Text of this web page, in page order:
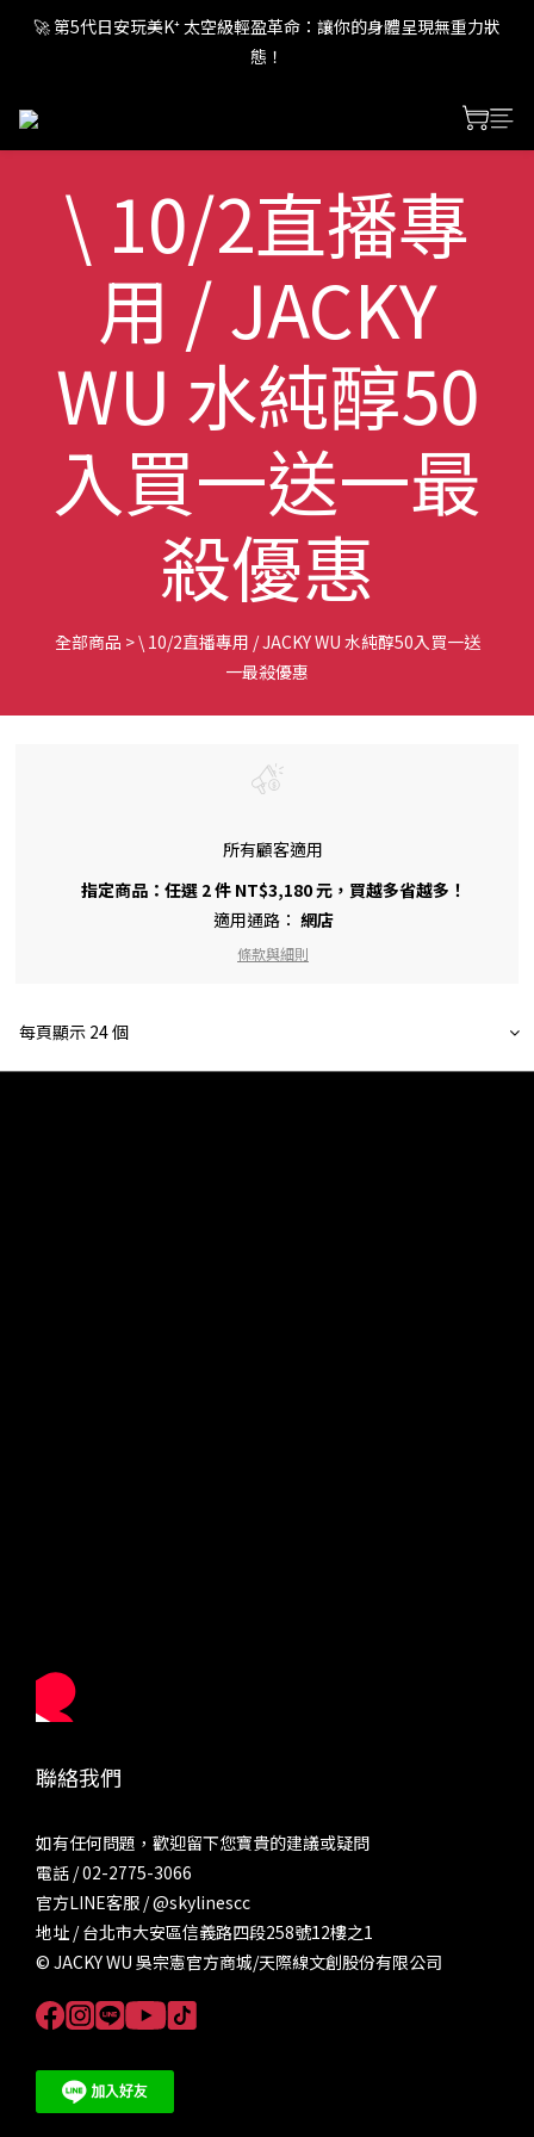
🚀 第5代日安玩美K⁺ 太空級輕盈革命：讓你的身體呈現無重力狀
態！
🚀 第5代日安玩美K⁺ 太空級輕盈革命：讓你的身體呈現無重力狀
態！
🚀 第5代日安玩美K⁺ 太空級輕盈革命：讓你的身體呈現無重力狀
🚀 第5代日安玩美K⁺ 太空級輕盈革命：讓你的身體呈現無重力狀
態！
\ 10/2直播專
用 / JACKY
WU 水純醇50
入買一送一最
殺優惠
全部商品 >\ 10/2直播專用 / JACKY WU 水純醇50入買一送
一最殺優惠
所有顧客適用
指定商品：任選 2 件 NT$3,180 元，買越多省越多！
適用通路： 網店
條款與細則
每頁顯示 24 個
聯絡我們
如有任何問題，歡迎留下您寶貴的建議或疑問
電話 / 02-2775-3066
官方LINE客服 /@skylinescc
地址 / 台北市大安區信義路四段258號12樓之1
© JACKY WU 吳宗憲官方商城/天際線文創股份有限公司